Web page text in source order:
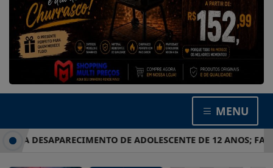
MENU
DESAPARECIMENTO DE ADOLESCENTE DE 12 ANOS;